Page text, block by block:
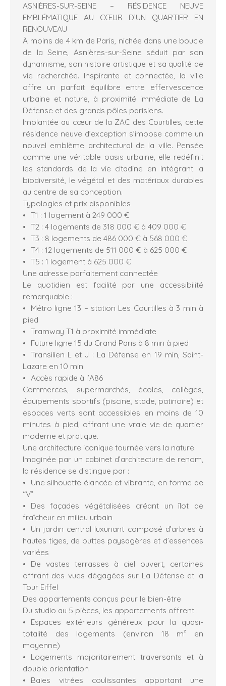
ASNIÈRES-SUR-SEINE – RÉSIDENCE NEUVE
EMBLÉMATIQUE AU CŒUR D’UN QUARTIER EN
RENOUVEAU
À moins de 4 km de Paris, nichée dans une boucle
de la Seine, Asnières-sur-Seine séduit par son
dynamisme, son histoire artistique et sa qualité de
vie recherchée. Inspirante et connectée, la ville
offre un parfait équilibre entre effervescence
urbaine et nature, à proximité immédiate de La
Défense et des grands pôles parisiens.
Implantée au cœur de la ZAC des Courtilles, cette
résidence neuve d’exception s’impose comme un
nouvel emblème architectural de la ville. Pensée
comme une véritable oasis urbaine, elle redéfinit
les standards de la vie citadine en intégrant la
biodiversité, le végétal et des matériaux durables
au centre de sa conception.
Typologies et prix disponibles
T1 : 1 logement à 249 000 €
T2 : 4 logements de 318 000 € à 409 000 €
T3 : 8 logements de 486 000 € à 568 000 €
T4 : 12 logements de 511 000 € à 625 000 €
T5 : 1 logement à 625 000 €
Une adresse parfaitement connectée
Le quotidien est facilité par une accessibilité
remarquable :
Métro ligne 13 – station Les Courtilles à 3 min à
pied
Tramway T1 à proximité immédiate
Future ligne 15 du Grand Paris à 8 min à pied
Transilien L et J : La Défense en 19 min, Saint-
Lazare en 10 min
Accès rapide à l’A86
Commerces, supermarchés, écoles, collèges,
équipements sportifs (piscine, stade, patinoire) et
espaces verts sont accessibles en moins de 10
minutes à pied, offrant une vraie vie de quartier
moderne et pratique.
Une architecture iconique tournée vers la nature
Imaginée par un cabinet d’architecture de renom,
la résidence se distingue par :
Une silhouette élancée et vibrante, en forme de
“V”
Des façades végétalisées créant un îlot de
fraîcheur en milieu urbain
Un jardin central luxuriant composé d’arbres à
hautes tiges, de buttes paysagères et d’essences
variées
De vastes terrasses à ciel ouvert, certaines
offrant des vues dégagées sur La Défense et la
Tour Eiffel
Des appartements conçus pour le bien-être
Du studio au 5 pièces, les appartements offrent :
Espaces extérieurs généreux pour la quasi-
totalité des logements (environ 18 m² en
moyenne)
Logements majoritairement traversants et à
double orientation
Baies vitrées coulissantes apportant une